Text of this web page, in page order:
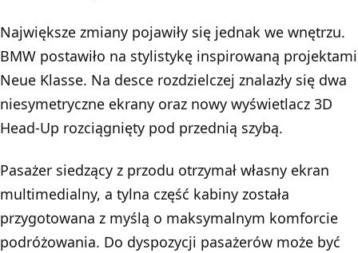
Największe zmiany pojawiły się jednak we wnętrzu.
BMW postawiło na stylistykę inspirowaną projektami
Neue Klasse. Na desce rozdzielczej znalazły się dwa
niesymetryczne ekrany oraz nowy wyświetlacz 3D
Head-Up rozciągnięty pod przednią szybą.
Pasażer siedzący z przodu otrzymał własny ekran
multimedialny, a tylna część kabiny została
przygotowana z myślą o maksymalnym komforcie
podróżowania. Do dyspozycji pasażerów może być